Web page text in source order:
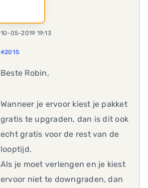
10-05-2019 19:13
#2015
Beste Robin,
Wanneer je ervoor kiest je pakket
gratis te upgraden, dan is dit ook
echt gratis voor de rest van de
looptijd.
Als je moet verlengen en je kiest
ervoor niet te downgraden, dan